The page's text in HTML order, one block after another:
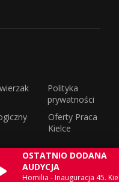
OSTATNIO DODANA
AUDYCJA
Homilia - Inauguracja 45.
Polityka
prywatności
Oferty Praca
Kielce